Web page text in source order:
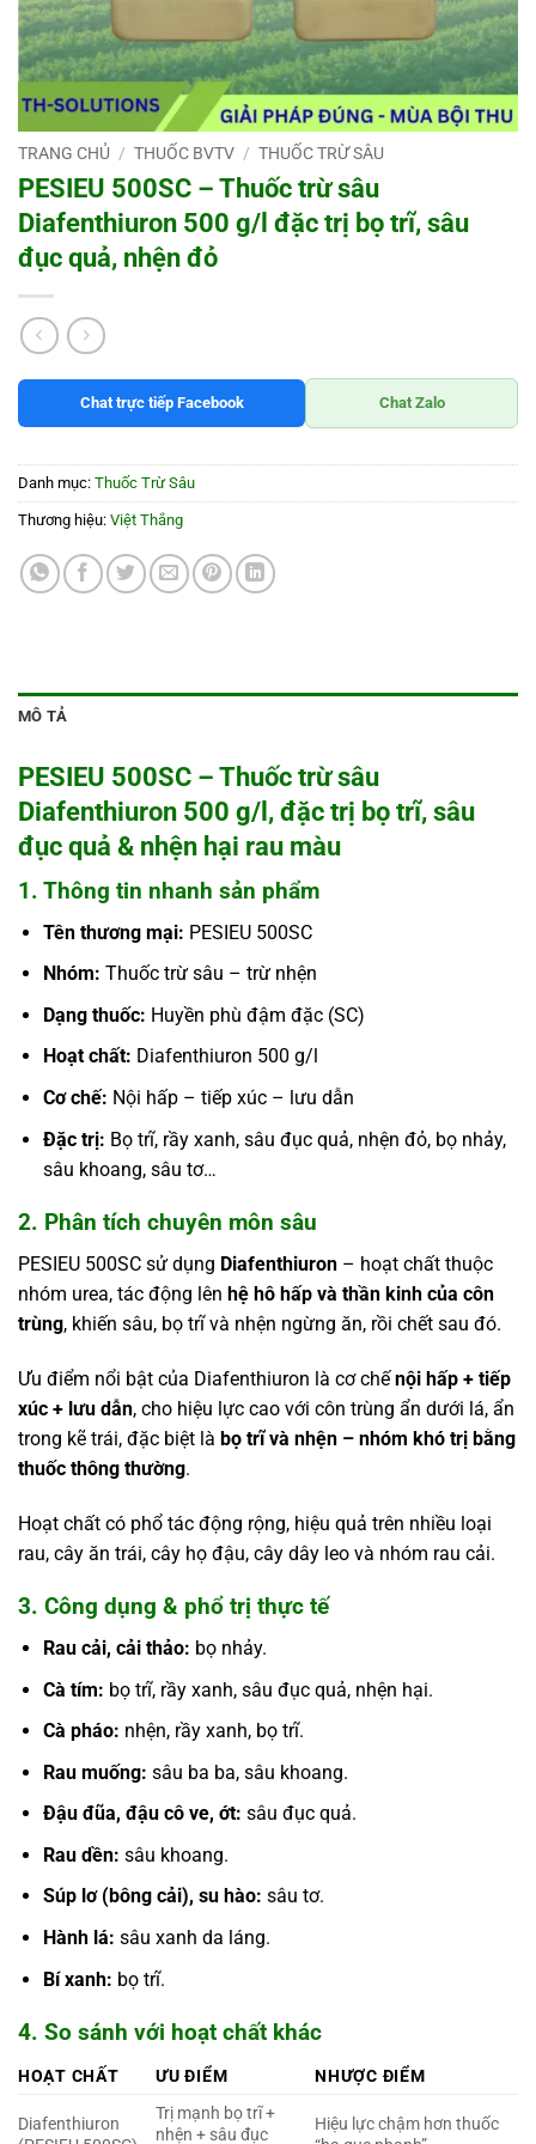
TRANG CHỦ / THUỐC BVTV / THUỐC TRỪ SÂU
PESIEU 500SC – Thuốc trừ sâu
Diafenthiuron 500 g/l đặc trị bọ trĩ, sâu
đục quả, nhện đỏ
Chat trực tiếp Facebook Chat Zalo
Danh mục: Thuốc Trừ Sâu
Thương hiệu: Việt Thắng
MÔ TẢ
PESIEU 500SC – Thuốc trừ sâu
Diafenthiuron 500 g/l, đặc trị bọ trĩ, sâu
đục quả & nhện hại rau màu
1. Thông tin nhanh sản phẩm
Tên thương mại: PESIEU 500SC
Nhóm: Thuốc trừ sâu – trừ nhện
Dạng thuốc: Huyền phù đậm đặc (SC)
Hoạt chất: Diafenthiuron 500 g/l
Cơ chế: Nội hấp – tiếp xúc – lưu dẫn
Đặc trị: Bọ trĩ, rầy xanh, sâu đục quả, nhện đỏ, bọ nhảy,
sâu khoang, sâu tơ…
2. Phân tích chuyên môn sâu
PESIEU 500SC sử dụng Diafenthiuron – hoạt chất thuộc
nhóm urea, tác động lên hệ hô hấp và thần kinh của côn
trùng, khiến sâu, bọ trĩ và nhện ngừng ăn, rồi chết sau đó.
Ưu điểm nổi bật của Diafenthiuron là cơ chếnội hấp + tiếp
xúc + lưu dẫn, cho hiệu lực cao với côn trùng ẩn dưới lá, ẩn
trong kẽ trái, đặc biệt là bọ trĩ và nhện – nhóm khó trị bằng
thuốc thông thường.
Hoạt chất có phổ tác động rộng, hiệu quả trên nhiều loại
rau, cây ăn trái, cây họ đậu, cây dây leo và nhóm rau cải.
3. Công dụng & phổ trị thực tế
Rau cải, cải thảo: bọ nhảy.
Cà tím: bọ trĩ, rầy xanh, sâu đục quả, nhện hại.
Cà pháo: nhện, rầy xanh, bọ trĩ.
Rau muống: sâu ba ba, sâu khoang.
Đậu đũa, đậu cô ve, ớt: sâu đục quả.
Rau dền: sâu khoang.
Súp lơ (bông cải), su hào: sâu tơ.
Hành lá: sâu xanh da láng.
Bí xanh: bọ trĩ.
4. So sánh với hoạt chất khác
HOẠT CHẤT ƯU ĐIỂM NHƯỢC ĐIỂM
Diafenthiuron
Trị mạnh bọ trĩ +
nhện + sâu đục
Hiệu lực chậm hơn thuốc